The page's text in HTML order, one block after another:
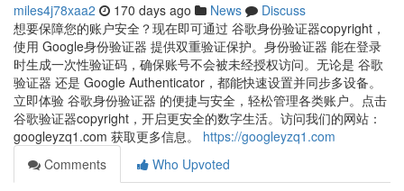
miles4j78xaa2 170 days ago News
Discuss
想要保障您的账户安全？现在即可通过 谷歌身份验证器copyright，
使用 Google身份验证器 提供双重验证保护。身份验证器 能在登录
时生成一次性验证码，确保账号不会被未经授权访问。无论是 谷歌
验证器 还是 Google Authenticator，都能快速设置并同步多设备。
立即体验 谷歌身份验证器 的便捷与安全，轻松管理各类账户。点击
谷歌验证器copyright，开启更安全的数字生活。访问我们的网站：
googleyzq1.com 获取更多信息。 https://googleyzq1.com
Comments
Who Upvoted